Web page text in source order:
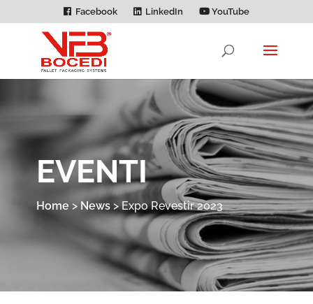
Facebook LinkedIn YouTube
EVENTI
Home > News>Expo Revestir 2023